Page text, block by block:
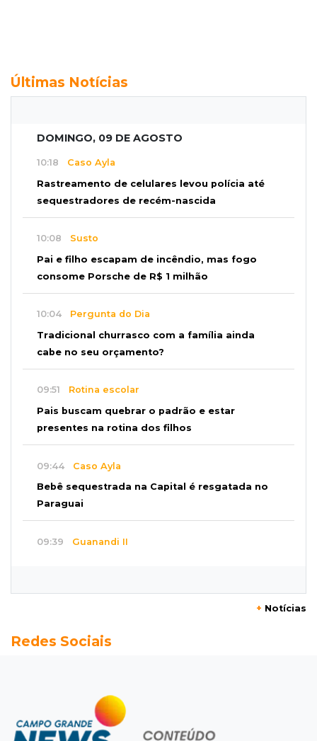
Últimas Notícias
DOMINGO, 09 DE AGOSTO
10:18 Caso Ayla
Rastreamento de celulares levou polícia até
sequestradores de recém-nascida
10:08 Susto
Pai e filho escapam de incêndio, mas fogo
consome Porsche de R$ 1 milhão
10:04 Pergunta do Dia
Tradicional churrasco com a família ainda
cabe no seu orçamento?
09:51 Rotina escolar
Pais buscam quebrar o padrão e estar
presentes na rotina dos filhos
09:44 Caso Ayla
Bebê sequestrada na Capital é resgatada no
Paraguai
09:39 Guanandi II
Carro bate em poste e deixa casas e
Parceria firmada
Federação de futebol assume manutenção de
dois estádios de Campo Grande
+ Notícias
Redes Sociais